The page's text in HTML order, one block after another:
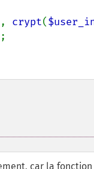
, crypt(
;
car la fonction